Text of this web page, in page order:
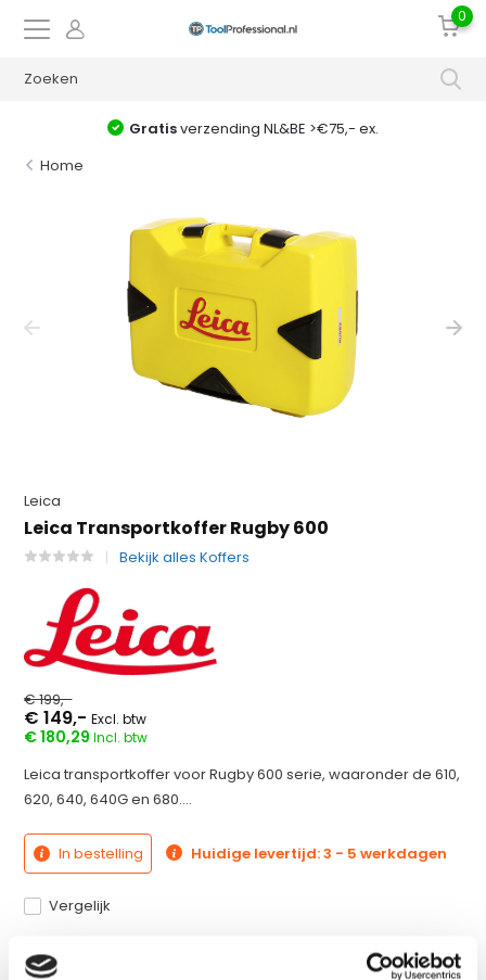
0
Gratisverzending NL&BE >€75,- ex.
Home
Leica
Leica Transportkoffer Rugby 600
Bekijk alles Koffers
€ 199,-
€ 149,-Excl. btw
€ 180,29Incl. btw
Leica transportkoffer voor Rugby 600 serie, waaronder de 610,
620, 640, 640G en 680....
In bestelling Huidige levertijd: 3 - 5 werkdagen
Vergelijk